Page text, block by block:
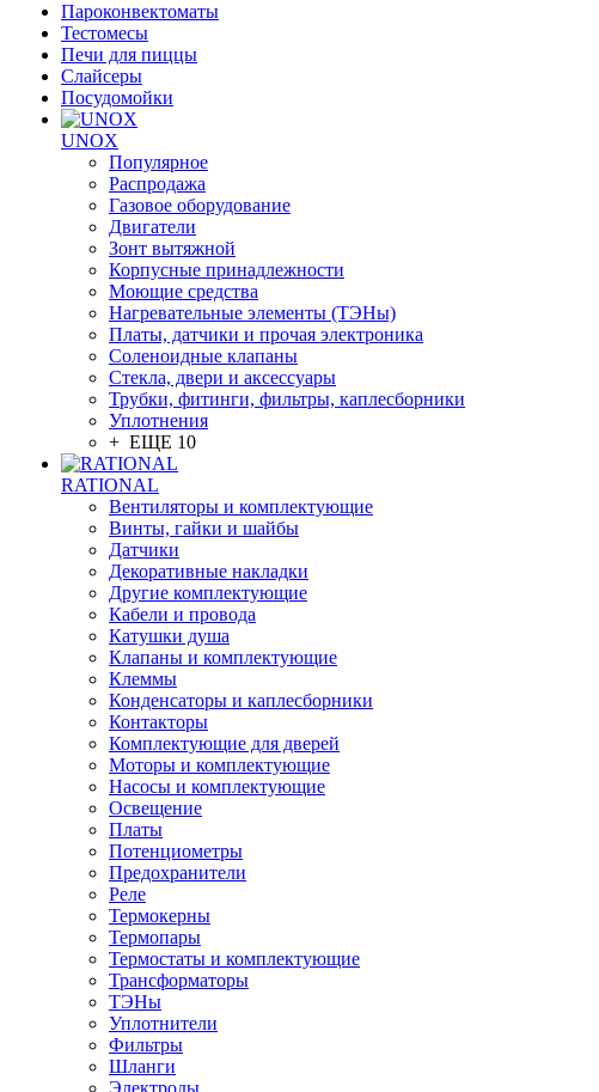
Пароконвектоматы
Тестомесы
Печи для пиццы
Слайсеры
Посудомойки
UNOX
Популярное
Распродажа
Газовое оборудование
Двигатели
Зонт вытяжной
Корпусные принадлежности
Моющие средства
Нагревательные элементы (ТЭНы)
Платы, датчики и прочая электроника
Соленоидные клапаны
Стекла, двери и аксессуары
Трубки, фитинги, фильтры, каплесборники
Уплотнения
+ ЕЩЕ 10
RATIONAL
Вентиляторы и комплектующие
Винты, гайки и шайбы
Датчики
Декоративные накладки
Другие комплектующие
Кабели и провода
Катушки душа
Клапаны и комплектующие
Клеммы
Конденсаторы и каплесборники
Контакторы
Комплектующие для дверей
Моторы и комплектующие
Насосы и комплектующие
Освещение
Платы
Потенциометры
Предохранители
Реле
Термокерны
Термопары
Термостаты и комплектующие
Трансформаторы
ТЭНы
Уплотнители
Фильтры
Шланги
Электроды